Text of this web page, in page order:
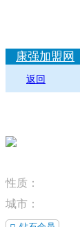
康强加盟网
返回
性质：
城市：